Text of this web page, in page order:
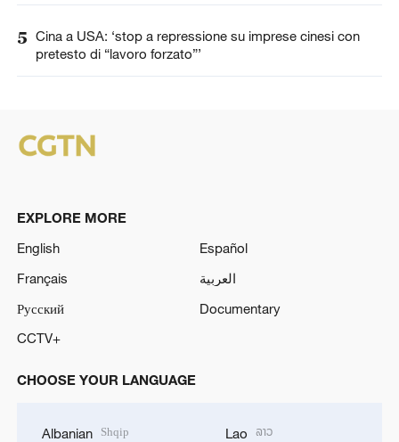
5 Cina a USA: ‘stop a repressione su imprese cinesi con
pretesto di “lavoro forzato”’
EXPLORE MORE
English
Español
Français
العربية
Русский
Documentary
CCTV+
CHOOSE YOUR LANGUAGE
Albanian Shqip Lao ລາວ